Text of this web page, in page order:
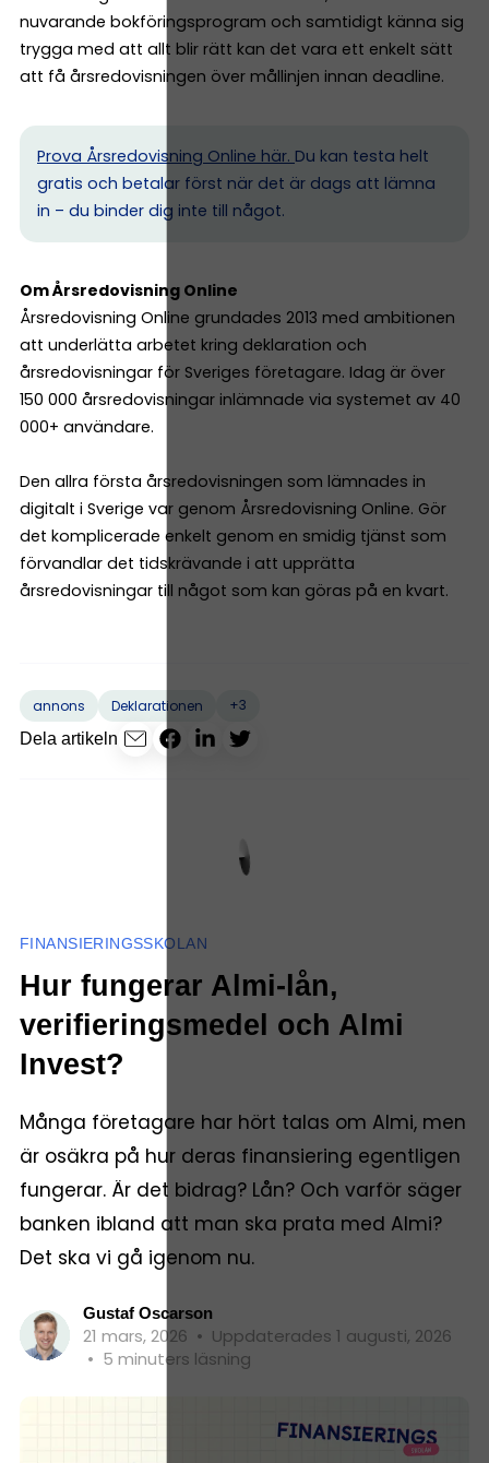
nuvarande bokföringsprogram och samtidigt känna sig
trygga med att allt blir rätt kan det vara ett enkelt sätt
att få årsredovisningen över mållinjen innan deadline.
Prova Årsredovisning Online här. Du kan testa helt
gratis och betalar först när det är dags att lämna
in – du binder dig inte till något.
Om Årsredovisning Online
Årsredovisning Online grundades 2013 med ambitionen
att underlätta arbetet kring deklaration och
årsredovisningar för Sveriges företagare. Idag är över
150 000 årsredovisningar inlämnade via systemet av 40
000+ användare.
Den allra första årsredovisningen som lämnades in
digitalt i Sverige var genom Årsredovisning Online. Gör
det komplicerade enkelt genom en smidig tjänst som
förvandlar det tidskrävande i att upprätta
årsredovisningar till något som kan göras på en kvart.
annons Deklarationen
+3
Dela artikeln
FINANSIERINGSSKOLAN
Hur fungerar Almi-lån,
verifieringsmedel och Almi
Invest?
Många företagare har hört talas om Almi, men
är osäkra på hur deras finansiering egentligen
fungerar. Är det bidrag? Lån? Och varför säger
banken ibland att man ska prata med Almi?
Det ska vi gå igenom nu.
Gustaf Oscarson
21 mars, 2026 • Uppdaterades 1 augusti, 2026
• 5 minuters läsning